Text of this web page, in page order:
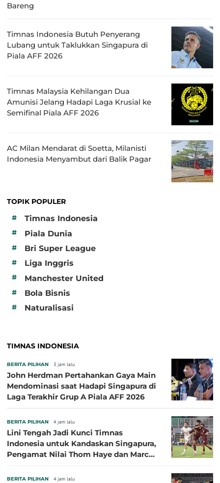
Bareng
Timnas Indonesia Butuh Penyerang
Lubang untuk Taklukkan Singapura di
Piala AFF 2026
Timnas Malaysia Kehilangan Dua
Amunisi Jelang Hadapi Laga Krusial ke
Semifinal Piala AFF 2026
AC Milan Mendarat di Soetta, Milanisti
Indonesia Menyambut dari Balik Pagar
TOPIK POPULER
#
Timnas Indonesia
# Piala Dunia
# Bri Super League
# Liga Inggris
# Manchester United
# Bola Bisnis
# Naturalisasi
TIMNAS INDONESIA
BERITA PILIHAN 3 jam lalu
John Herdman Pertahankan Gaya Main
Mendominasi saat Hadapi Singapura di
Laga Terakhir Grup A Piala AFF 2026
BERITA PILIHAN 4 jam lalu
Lini Tengah Jadi Kunci Timnas
Indonesia untuk Kandaskan Singapura,
Pengamat Nilai Thom Haye dan Marc
BERITA PILIHAN 4 jam lalu